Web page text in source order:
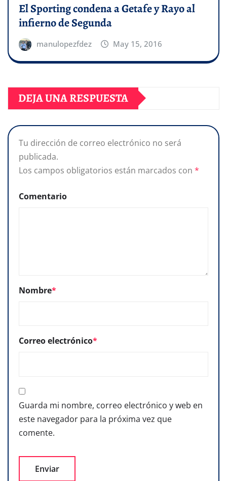
El Sporting condena a Getafe y Rayo al
infierno de Segunda
manulopezfdez May 15, 2016
DEJA UNA RESPUESTA
Tu dirección de correo electrónico no será
publicada.
Los campos obligatorios están marcados con *
Comentario
Nombre*
Correo electrónico*
Guarda mi nombre, correo electrónico y web en
este navegador para la próxima vez que
comente.